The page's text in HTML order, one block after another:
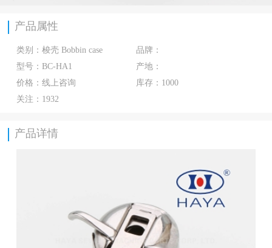
产品属性
类别： 梭壳 Bobbin case
品牌：
型号： BC-HA1
产地：
价格： 线上咨询 库存： 1000
关注： 1932
产品详情